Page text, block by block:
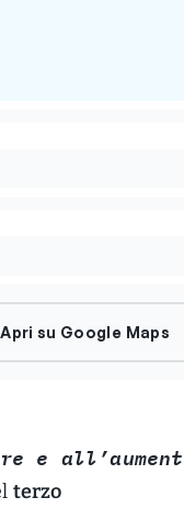
Apri su Google Maps
e
terzo